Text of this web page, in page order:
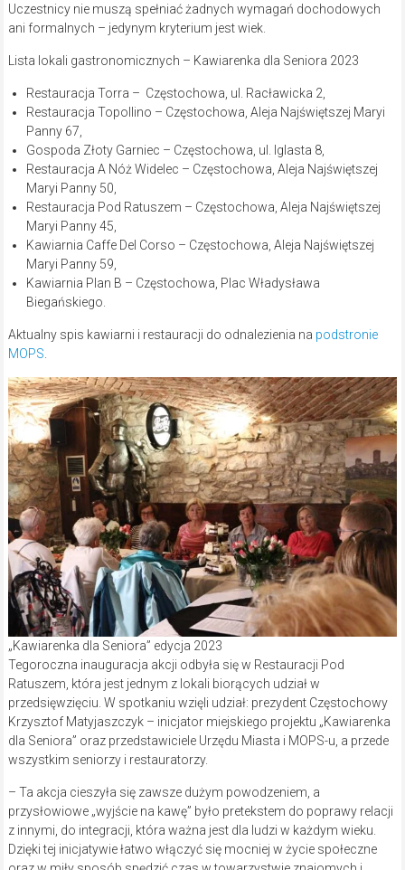
Uczestnicy nie muszą spełniać żadnych wymagań dochodowych
ani formalnych – jedynym kryterium jest wiek.
Lista lokali gastronomicznych – Kawiarenka dla Seniora 2023
Restauracja Torra – Częstochowa, ul. Racławicka 2,
Restauracja Topollino – Częstochowa, Aleja Najświętszej Maryi
Panny 67,
Gospoda Złoty Garniec – Częstochowa, ul. Iglasta 8,
Restauracja A Nóż Widelec – Częstochowa, Aleja Najświętszej
Maryi Panny 50,
Restauracja Pod Ratuszem – Częstochowa, Aleja Najświętszej
Maryi Panny 45,
Kawiarnia Caffe Del Corso – Częstochowa, Aleja Najświętszej
Maryi Panny 59,
Kawiarnia Plan B – Częstochowa, Plac Władysława
Biegańskiego.
Aktualny spis kawiarni i restauracji do odnalezienia na podstronie
MOPS
„Kawiarenka dla Seniora” edycja 2023
Tegoroczna inauguracja akcji odbyła się w Restauracji Pod
Ratuszem, która jest jednym z lokali biorących udział w
przedsięwzięciu. W spotkaniu wzięli udział: prezydent Częstochowy
Krzysztof Matyjaszczyk – inicjator miejskiego projektu „Kawiarenka
dla Seniora” oraz przedstawiciele Urzędu Miasta i MOPS-u, a przede
wszystkim seniorzy i restauratorzy.
– Ta akcja cieszyła się zawsze dużym powodzeniem, a
przysłowiowe „wyjście na kawę” było pretekstem do poprawy relacji
z innymi, do integracji, która ważna jest dla ludzi w każdym wieku.
Dzięki tej inicjatywie łatwo włączyć się mocniej w życie społeczne